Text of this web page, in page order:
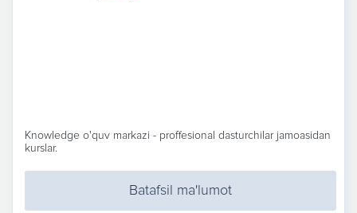
Knowledge o'quv markazi - proffesional dasturchilar jamoasidan
kurslar.
Batafsil ma'lumot